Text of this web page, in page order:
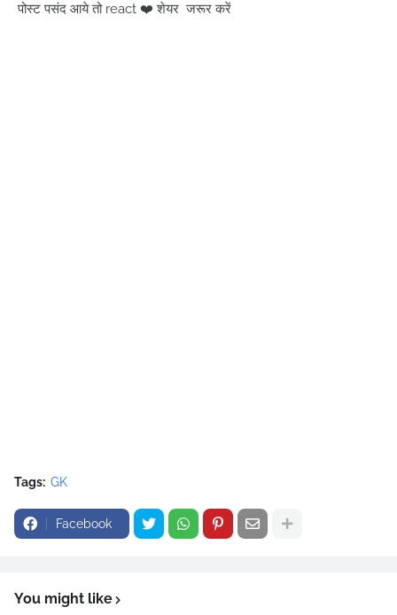
पोस्ट पसंद आये तो react ❤️ शेयर जरूर करें
Tags: GK
Facebook
You might like